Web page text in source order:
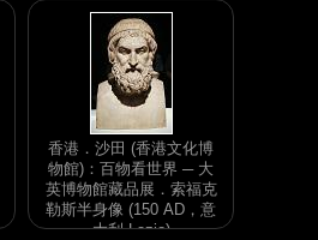
香港．沙田 (香港文化博
物館)：百物看世界 ─ 大
英博物館藏品展．索福克
勒斯半身像 (150 AD，意
大利 Lazio)